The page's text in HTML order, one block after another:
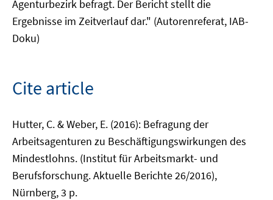
Agenturbezirk befragt. Der Bericht stellt die
Ergebnisse im Zeitverlauf dar." (Autorenreferat, IAB-
Doku)
Cite article
Hutter, C. & Weber, E. (2016): Befragung der
Arbeitsagenturen zu Beschäftigungswirkungen des
Mindestlohns. (Institut für Arbeitsmarkt- und
Berufsforschung. Aktuelle Berichte 26/2016),
Nürnberg, 3 p.